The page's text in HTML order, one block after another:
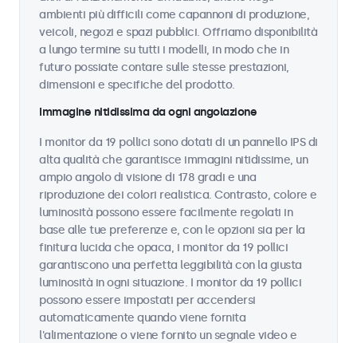
ambienti più difficili come capannoni di produzione,
veicoli, negozi e spazi pubblici. Offriamo disponibilità
a lungo termine su tutti i modelli, in modo che in
futuro possiate contare sulle stesse prestazioni,
dimensioni e specifiche del prodotto.
Immagine nitidissima da ogni angolazione
I monitor da 19 pollici sono dotati di un pannello IPS di
alta qualità che garantisce immagini nitidissime, un
ampio angolo di visione di 178 gradi e una
riproduzione dei colori realistica. Contrasto, colore e
luminosità possono essere facilmente regolati in
base alle tue preferenze e, con le opzioni sia per la
finitura lucida che opaca, i monitor da 19 pollici
garantiscono una perfetta leggibilità con la giusta
luminosità in ogni situazione. I monitor da 19 pollici
possono essere impostati per accendersi
automaticamente quando viene fornita
l'alimentazione o viene fornito un segnale video e